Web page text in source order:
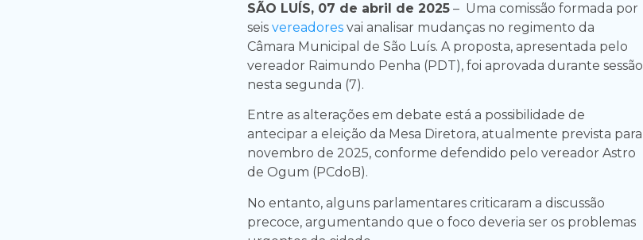
SÃO LUÍS, 07 de abril de 2025 – Uma comissão formada por
seis vereadores vai analisar mudanças no regimento da
Câmara Municipal de São Luís. A proposta, apresentada pelo
vereador Raimundo Penha (PDT), foi aprovada durante sessão
nesta segunda (7).
Entre as alterações em debate está a possibilidade de
antecipar a eleição da Mesa Diretora, atualmente prevista para
novembro de 2025, conforme defendido pelo vereador Astro
de Ogum (PCdoB).
No entanto, alguns parlamentares criticaram a discussão
precoce, argumentando que o foco deveria ser os problemas